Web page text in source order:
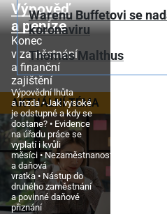
AKTUÁLNÍ TÉMA
Výpověď
a peníze
Konec
v zaměstnání
a finanční
zajištění
Výpovědní lhůta
a mzda
Jak vysoké
je odstupné a kdy se
dostane?
Evidence
na úřadu práce se
vyplatí i kvůli
měsíci
Nezaměstnanost
a daňová
vratka
Nástup do
druhého zaměstnání
a povinné daňové
přiznání
Warenu Buffetovi se
koronaviru
Thomas Malthus